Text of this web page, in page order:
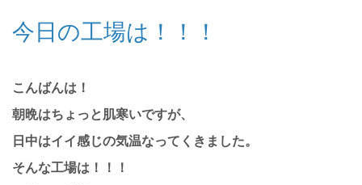
今日の工場は！！！
こんばんは！
朝晩はちょっと肌寒いですが、
日中はイイ感じの気温なってくきました。
そんな工場は！！！